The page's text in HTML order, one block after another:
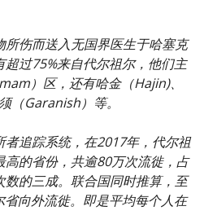
伤而送入无国界医生于哈塞克
过75%来自代尔祖尔，他们主
）区，还有哈金（Hajin)、
（Garanish）等。
追踪系统，在2017年，代尔祖
的省份，共逾80万次流徙，占
数的三成。联合国同时推算，至
向外流徙。即是平均每个人在